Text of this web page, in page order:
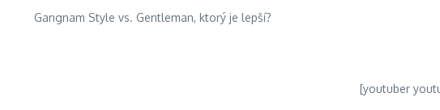
Gangnam Style vs. Gentleman, ktorý je lepší?
[youtuber